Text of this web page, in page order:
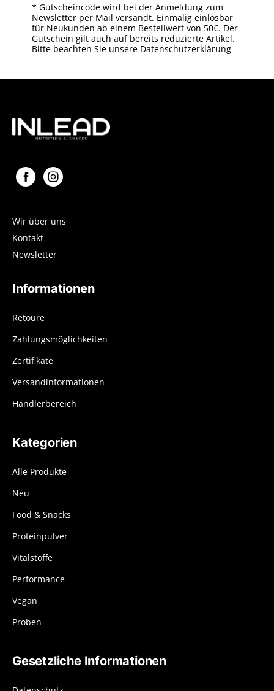
* Gutscheincode wird bei der Anmeldung zum
Newsletter per Mail versandt. Einmalig einlösbar
für Neukunden ab einem Bestellwert von 50€. Der
Gutschein gilt auch auf bereits reduzierte Artikel.
Bitte beachten Sie unsere Datenschutzerklärung
Wir über uns
Kontakt
Newsletter
Informationen
Retoure
Zahlungsmöglichkeiten
Zertifikate
Versandinformationen
Händlerbereich
Kategorien
Alle Produkte
Neu
Food & Snacks
Proteinpulver
Vitalstoffe
Performance
Vegan
Proben
Gesetzliche Informationen